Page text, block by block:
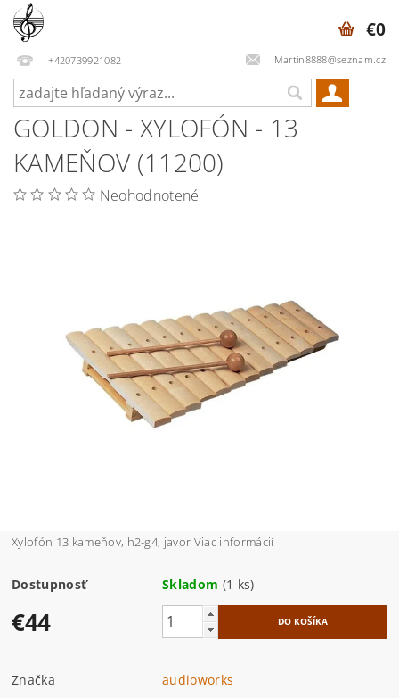
+420739921082 Martin8888@seznam.cz
€0
GOLDON - XYLOFÓN - 13
KAMEŇOV (11200)
Neohodnotené
Xylofón 13 kameňov, h2-g4, javor Viac informácií
Dostupnosť Skladom (1 ks)
€44
Značka
audioworks